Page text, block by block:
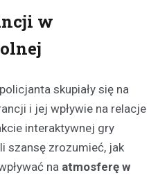
w
skupiały się na
i jej wpływie na relacje
interaktywnej gry
szansę zrozumieć, jak
na atmosferę w